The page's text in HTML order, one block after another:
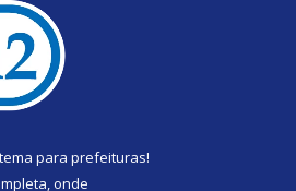
para prefeituras!
onde